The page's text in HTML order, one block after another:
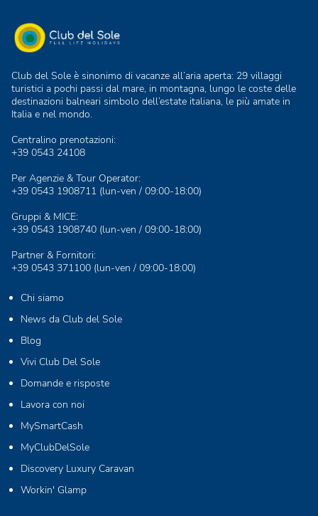
Club del Sole è sinonimo di vacanze all’aria aperta: 29 villaggi
turistici a pochi passi dal mare, in montagna, lungo le coste delle
destinazioni balneari simbolo dell’estate italiana, le più amate in
Italia e nel mondo.
Centralino prenotazioni:
+39 0543 24108
Per Agenzie & Tour Operator:
+39 0543 1908711 (lun-ven / 09:00-18:00)
Gruppi & MICE:
+39 0543 1908740 (lun-ven / 09:00-18:00)
Partner & Fornitori:
+39 0543 371100 (lun-ven / 09:00-18:00)
Chi siamo
News da Club del Sole
Blog
Vivi Club Del Sole
Domande e risposte
Lavora con noi
MySmartCash
MyClubDelSole
Discovery Luxury Caravan
Workin' Glamp